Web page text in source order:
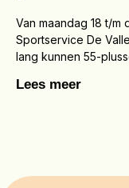
Van maandag 18 t/
Sportservice De
lang kunnen 55-
Lees meer